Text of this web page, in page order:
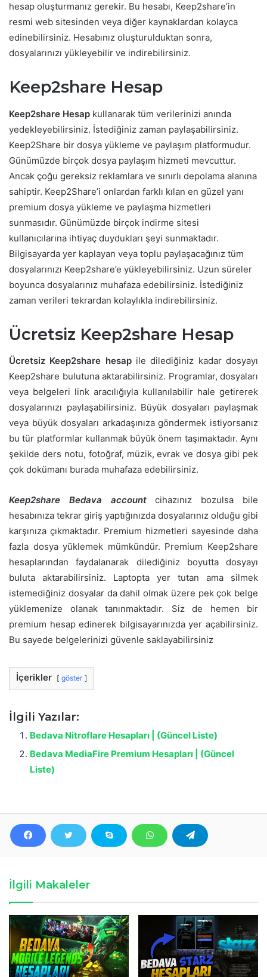
hesap oluşturmanız gerekir. Bu hesabı, Keep2share’in
resmi web sitesinden veya diğer kaynaklardan kolayca
edinebilirsiniz. Hesabınız oluşturulduktan sonra,
dosyalarınızı yükleyebilir ve indirebilirsiniz.
Keep2share Hesap
Keep2share Hesap kullanarak tüm verilerinizi anında
yedekleyebilirsiniz. İstediğiniz zaman paylaşabilirsiniz.
Keep2Share bir dosya yükleme ve paylaşım platformudur.
Günümüzde birçok dosya paylaşım hizmeti mevcuttur.
Ancak çoğu gereksiz reklamlara ve sınırlı depolama alanına
sahiptir. Keep2Share’i onlardan farklı kılan en güzel yanı
premium dosya yükleme ve paylaşma hizmetleri
sunmasıdır. Günümüzde birçok indirme sitesi
kullanıcılarına ihtiyaç duydukları şeyi sunmaktadır.
Bilgisayarda yer kaplayan veya toplu paylaşacağınız tüm
dosyalarınızı Keep2share’e yükleyebilirsiniz. Uzun süreler
boyunca dosyalarınız muhafaza edebilirsiniz. İstediğiniz
zaman verileri tekrardan kolaylıkla indirebilirsiniz.
Ücretsiz Keep2share Hesap
Ücretsiz Keep2share hesap ile dilediğiniz kadar dosyayı
Keep2share bulutuna aktarabilirsiniz. Programlar, dosyaları
veya belgeleri link aracılığıyla kullanılabilir hale getirerek
dosyalarınızı paylaşabilirsiniz. Büyük dosyaları paylaşmak
veya büyük dosyaları arkadaşınıza göndermek istiyorsanız
bu tür platformlar kullanmak büyük önem taşımaktadır. Aynı
şekilde ders notu, fotoğraf, müzik, evrak ve dosya gibi pek
çok dokümanı burada muhafaza edebilirsiniz.
Keep2share Bedava accountcihazınız bozulsa bile
hesabınıza tekrar giriş yaptığınızda dosyalarınız olduğu gibi
karşınıza çıkmaktadır. Premium hizmetleri sayesinde daha
fazla dosya yüklemek mümkündür. Premium Keep2share
hesaplarından faydalanarak dilediğiniz boyutta dosyayı
buluta aktarabilirsiniz. Laptopta yer tutan ama silmek
istemediğiniz dosyalar da dahil olmak üzere pek çok belge
yüklemenize olanak tanınmaktadır. Siz de hemen bir
premium hesap edinerek bilgisayarınızda yer açabilirsiniz.
Bu sayede belgelerinizi güvenle saklayabilirsiniz
İçerikler göster
İlgili Yazılar:
Bedava Nitroflare Hesapları | (Güncel Liste)
Bedava MediaFire Premium Hesapları | (Güncel
Liste)
İlgili Makaleler